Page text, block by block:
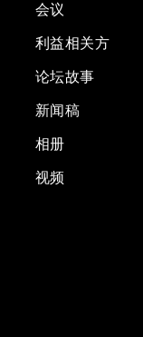
会议
利益相关方
论坛故事
新闻稿
相册
视频